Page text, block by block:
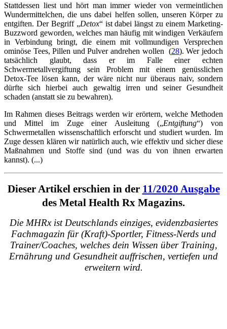
Stattdessen liest und hört man immer wieder von vermeintlichen
Wundermittelchen, die uns dabei helfen sollen, unseren Körper zu
entgiften. Der Begriff „Detox“ ist dabei längst zu einem Marketing-
Buzzword geworden, welches man häufig mit windigen Verkäufern
in Verbindung bringt, die einem mit vollmundigen Versprechen
ominöse Tees, Pillen und Pulver andrehen wollen (28). Wer jedoch
tatsächlich glaubt, dass er im Falle einer echten
Schwermetallvergiftung sein Problem mit einem genüsslichen
Detox-Tee lösen kann, der wäre nicht nur überaus naiv, sondern
dürfte sich hierbei auch gewaltig irren und seiner Gesundheit
schaden (anstatt sie zu bewahren).
Im Rahmen dieses Beitrags werden wir erörtern, welche Methoden
und Mittel im Zuge einer Ausleitung („Entgiftung“) von
Schwermetallen wissenschaftlich erforscht und studiert wurden. Im
Zuge dessen klären wir natürlich auch, wie effektiv und sicher diese
Maßnahmen und Stoffe sind (und was du von ihnen erwarten
kannst). (...)
Dieser Artikel erschien in der 11/2020 Ausgabe
des Metal Health Rx Magazins.
Die MHRx ist Deutschlands einziges, evidenzbasiertes
Fachmagazin für (Kraft)-Sportler, Fitness-Nerds und
Trainer/Coaches, welches dein Wissen über Training,
Ernährung und Gesundheit auffrischen, vertiefen und
erweitern wird.